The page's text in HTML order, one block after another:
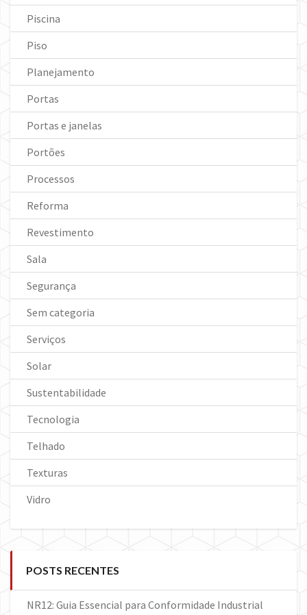
Piscina
Piso
Planejamento
Portas
Portas e janelas
Portões
Processos
Reforma
Revestimento
Sala
Segurança
Sem categoria
Serviços
Solar
Sustentabilidade
Tecnologia
Telhado
Texturas
Vidro
POSTS RECENTES
NR12: Guia Essencial para Conformidade Industrial